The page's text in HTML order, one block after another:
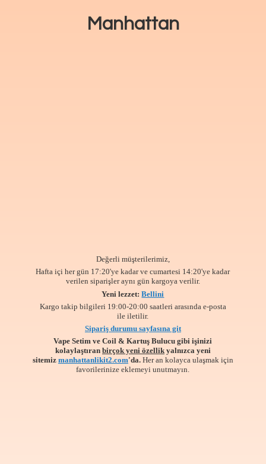
Manhattan
Değerli müşterilerimiz,
Hafta içi her gün 17:20'ye kadar ve cumartesi 14:20'ye kadar
verilen siparişler aynı gün kargoya verilir.
Yeni lezzet:Bellini
Kargo takip bilgileri 19:00-20:00 saatleri arasında e-posta
ile iletilir.
Sipariş durumu sayfasına git
Vape Setim ve Coil & Kartuş Bulucu gibi işinizi
kolaylaştıran birçok yeni özellikyalnızca yeni
sitemiz manhattanlikit2.com'da. Her an kolayca ulaşmak için
favorilerinizeeklemeyi unutmayın.